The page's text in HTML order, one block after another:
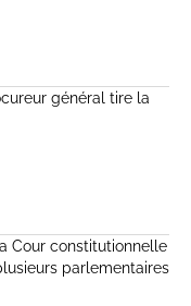
général tire la
Cour constitutionnelle
parlementaires